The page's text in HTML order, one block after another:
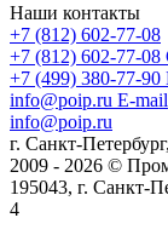
Наши контакты
+7 (812) 602-77-08
+7 (812) 602-77-08
+7 (499) 380-77-90
info@poip.ru E-mail
info@poip.ru
г. Санкт-
2009 - 2026 ©
195043, г. Санкт-
4